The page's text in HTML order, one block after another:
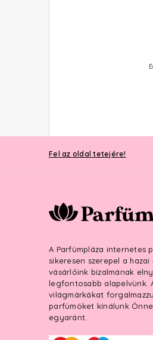
Fel az oldal tetejére!
A Parfümpláza internetes
sikeresen szerepel a
vásárlóink bizalmának
legfontosabb alapelvünk.
világmárkákat
parfümöket kínálunk
egyaránt.